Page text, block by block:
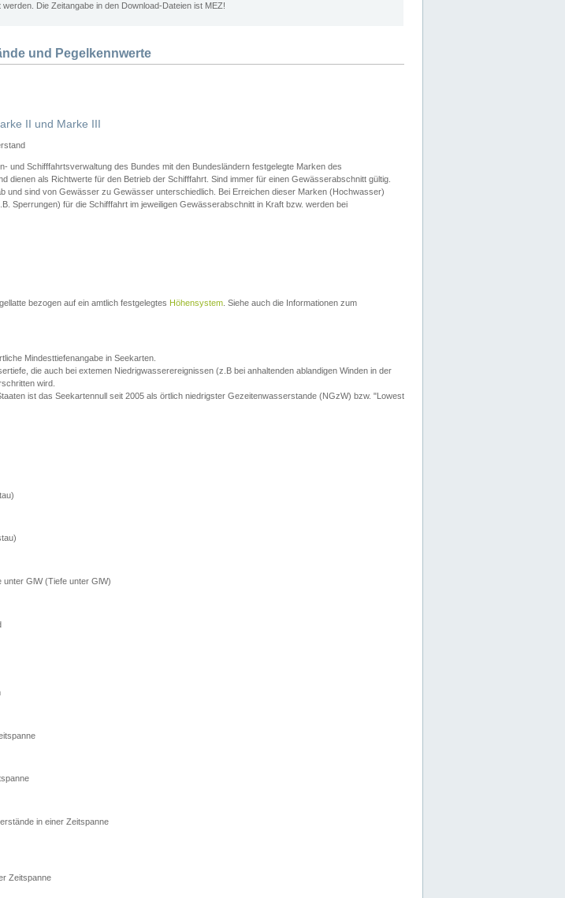
Die Zeitangabe in den Download-Dateien ist MEZ!
und Pegelkennwerte
II und Marke III
und Schifffahrtsverwaltung des Bundes mit den Bundesländern festgelegte Marken des
dienen als Richtwerte für den Betrieb der Schifffahrt. Sind immer für einen Gewässerabschnitt gültig.
und sind von Gewässer zu Gewässer unterschiedlich. Bei Erreichen dieser Marken (Hochwasser)
Sperrungen) für die Schifffahrt im jeweiligen Gewässerabschnitt in Kraft bzw. werden bei
bezogen auf ein amtlich festgelegtes Höhensystem . Siehe auch die Informationen zum
Mindesttiefenangabe in Seekarten.
die auch bei extemen Niedrigwasserereignissen (z.B bei anhaltenden ablandigen Winden in der
wird.
ist das Seekartennull seit 2005 als örtlich niedrigster Gezeitenwasserstande (NGzW) bzw. "Lowest
GlW (Tiefe unter GlW)
in einer Zeitspanne
Zeitspanne